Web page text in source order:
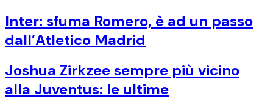
Inter: sfuma Romero, è ad un passo
dall’Atletico Madrid
Joshua Zirkzee sempre più vicino
alla Juventus: le ultime